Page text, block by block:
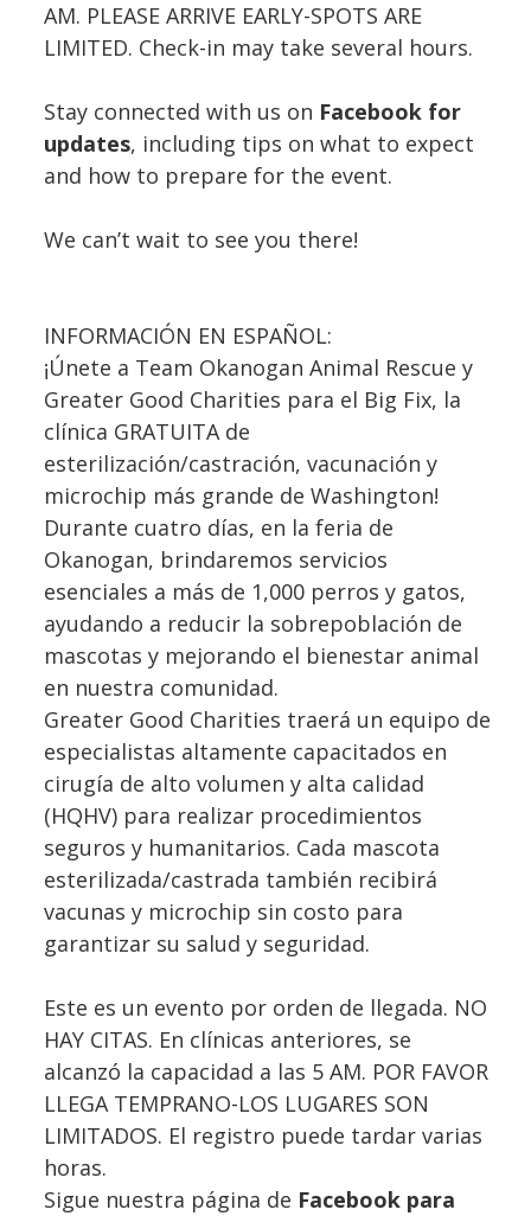
AM. PLEASE ARRIVE EARLY-SPOTS ARE
LIMITED. Check-in may take several hours.
Stay connected with us on Facebook for
updates, including tips on what to expect
and how to prepare for the event.
We can’t wait to see you there!
INFORMACIÓN EN ESPAÑOL:
¡Únete a Team Okanogan Animal Rescue y
Greater Good Charities para el Big Fix, la
clínica GRATUITA de
esterilización/castración, vacunación y
microchip más grande de Washington!
Durante cuatro días, en la feria de
Okanogan, brindaremos servicios
esenciales a más de 1,000 perros y gatos,
ayudando a reducir la sobrepoblación de
mascotas y mejorando el bienestar animal
en nuestra comunidad.
Greater Good Charities traerá un equipo de
especialistas altamente capacitados en
cirugía de alto volumen y alta calidad
(HQHV) para realizar procedimientos
seguros y humanitarios. Cada mascota
esterilizada/castrada también recibirá
vacunas y microchip sin costo para
garantizar su salud y seguridad.
Este es un evento por orden de llegada. NO
HAY CITAS. En clínicas anteriores, se
alcanzó la capacidad a las 5 AM. POR FAVOR
LLEGA TEMPRANO-LOS LUGARES SON
LIMITADOS. El registro puede tardar varias
horas.
Sigue nuestra página de Facebook para